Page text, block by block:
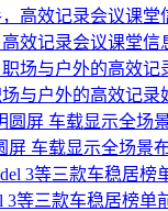
效记录会议课堂信
与户外的高效记录
屏 车载显示全场景
3等三款车稳居榜单